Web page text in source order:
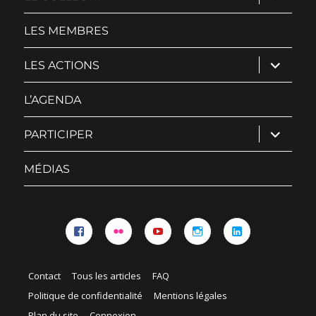
sous-
LES MEMBRES
LES ACTIONS ouvrir
le
sous-
L’AGENDA
PARTICIPER ouvrir
le
sous-
MÉDIAS
Contact Tous les articles
FAQ
Politique de confidentialité
Mentions légales